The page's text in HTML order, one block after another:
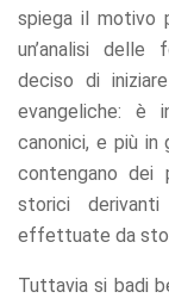
spiega il motivo
un’analisi delle
deciso di
evangeliche: è
canonici, e più in
contengano dei
storici
effettuate da
Tuttavia si badi